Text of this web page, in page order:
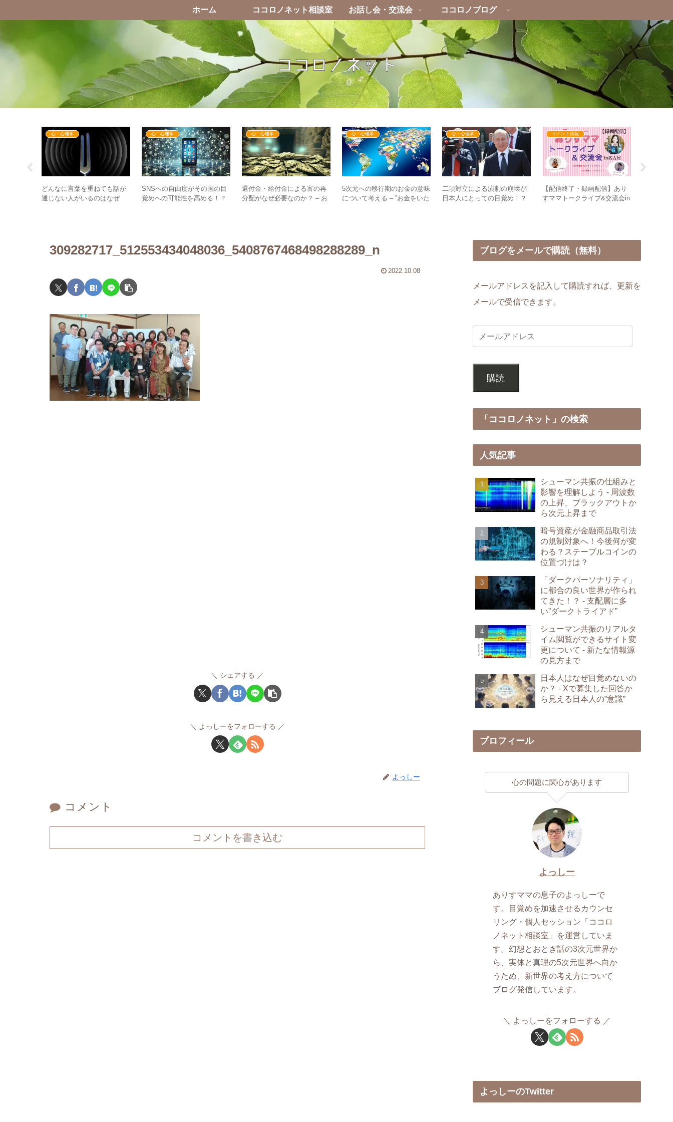
ホーム ココロノネット相談室 お話し会・交流会 ココロノブログ
心・心理学
どんなに言葉を重ねても話が
通じない人がいるのはなぜ
心・心理学
SNSへの自由度がその国の目
覚めへの可能性を高める！？
心・心理学
還付金・給付金による富の再
分配がなぜ必要なのか？ – お
心・心理学
5次元への移行期のお金の意味
について考える – ”お金をいた
心・心理学
二項対立による演劇の崩壊が
日本人にとっての目覚め！？
イベント情報
【配信終了・録画配信】あり
すママトークライブ&交流会in
309282717_512553434048036_5408767468498288289_n
2022.10.08
シェアする
よっしーをフォローする
よっしー
コメント
コメントを書き込む
ブログをメールで購読（無料）
メールアドレスを記入して購読すれば、更新を
メールで受信できます。
購読
「ココロノネット」の検索
人気記事
シューマン共振の仕組みと
影響を理解しよう - 周波数
の上昇、ブラックアウトか
ら次元上昇まで
暗号資産が金融商品取引法
の規制対象へ！今後何が変
わる？ステーブルコインの
位置づけは？
「ダークパーソナリティ」
に都合の良い世界が作られ
てきた！？ - 支配層に多
い”ダークトライアド”
シューマン共振のリアルタ
イム閲覧ができるサイト変
更について - 新たな情報源
の見方まで
日本人はなぜ目覚めないの
か？ - Xで募集した回答か
ら見える日本人の”意識”
プロフィール
心の問題に関心があります
よっしー
ありすママの息子のよっしーで
す。目覚めを加速させるカウンセ
リング・個人セッション「ココロ
ノネット相談室」を運営していま
す。幻想とおとぎ話の3次元世界か
ら、実体と真理の5次元世界へ向か
うため、新世界の考え方について
ブログ発信しています。
よっしーをフォローする
よっしーのTwitter